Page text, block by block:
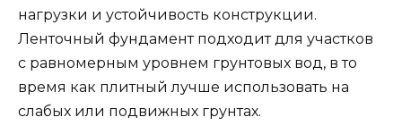
нагрузки и устойчивость конструкции.
Ленточный фундамент подходит для участков
с равномерным уровнем грунтовых вод, в то
время как плитный лучше использовать на
слабых или подвижных грунтах.